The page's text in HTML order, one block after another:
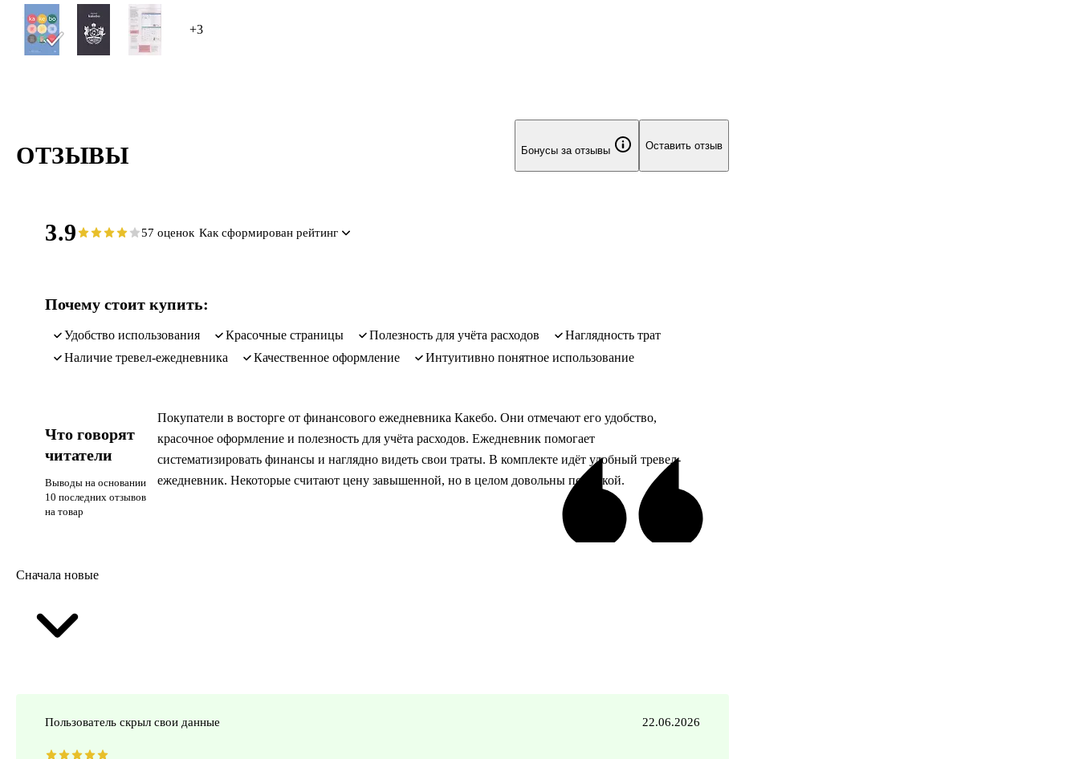
+3
ОТЗЫВЫ Бонусы за отзывы Оставить отзыв
3.9 57 оценок Как сформирован рейтинг
Почему стоит купить:
удобство использования красочные страницы полезность для учёта расходов
наглядность трат
наличие тревел-ежедневника
качественное оформление интуитивно понятное использование
Что говорят
читатели
Выводы на основании
10 последних отзывов
на товар
Покупатели в восторге от финансового ежедневника Какебо. Они отмечают его удобство,
красочное оформление и полезность для учёта расходов. Ежедневник помогает
систематизировать финансы и наглядно видеть свои траты. В комплекте идёт удобный тревел-
ежедневник. Некоторые считают цену завышенной, но в целом довольны покупкой.
Сначала новые
Пользователь скрыл свои данные 22.06.2026